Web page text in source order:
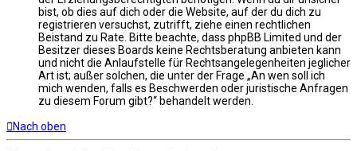
bist, ob dies auf dich oder die Website, auf der du dich zu
registrieren versuchst, zutrifft, ziehe einen rechtlichen
Beistand zu Rate. Bitte beachte, dass phpBB Limited und der
Besitzer dieses Boards keine Rechtsberatung anbieten kann
und nicht die Anlaufstelle für Rechtsangelegenheiten jeglicher
Art ist; außer solchen, die unter der Frage „An wen soll ich
mich wenden, falls es Beschwerden oder juristische Anfragen
zu diesem Forum gibt?“ behandelt werden.
Nach oben